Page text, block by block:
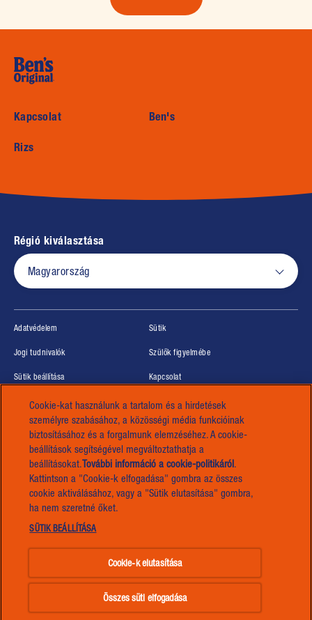
Kapcsolat(opens in new window)
Ben's
Rizs
Adatvédelem Sütik(opens in new window)
Jogi tudnivalók(opens in new window) Szülők figyelmébe(opens in new window)
Sütik beállítása Kapcsolat(opens in new window)
Média(opens in new window) Mars (opens in new window)
Hozzáférhetőség (opens in new window)Karrierek(opens in new window)
Régió kiválasztása
Magyarország
®™ Marken © Mars, Incorporated 2026
BEN'S ORIGINAL™
Cookie-kat használunk a tartalom és a hirdetések
személyre szabásához, a közösségi média funkcióinak
biztosításához és a forgalmunk elemzéséhez. A cookie-
beállítások segítségével megváltoztathatja a
beállításokat.További információ a cookie-politikáról(opens in a
new tab)
.
Kattintson a "Cookie-k elfogadása" gombra az összes
cookie aktiválásához, vagy a "Sütik elutasítása" gombra,
ha nem szeretné őket.
SÜTIK BEÁLLÍTÁSA
Cookie-k elutasítása
Összes süti elfogadása